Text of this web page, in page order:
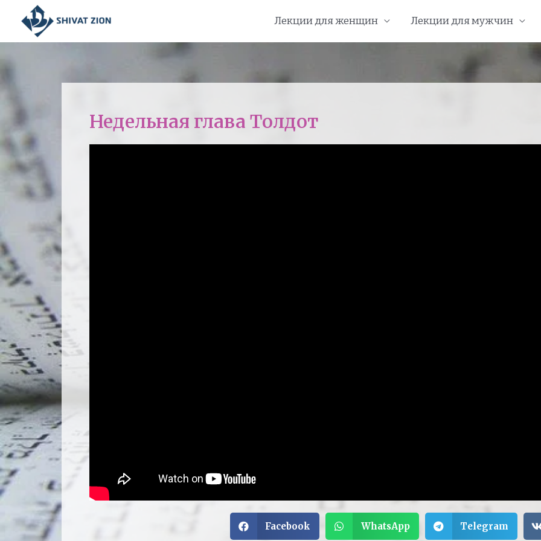
Лекции для женщин Лекции для мужчин
Недельная глава Толдот
Facebook WhatsApp Telegram